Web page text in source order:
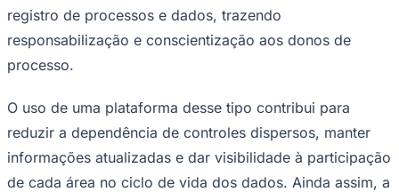
Grêmio
registro de processos e dados, trazendo
responsabilização e conscientização aos donos de
processo.
O uso de uma plataforma desse tipo contribui para
reduzir a dependência de controles dispersos, manter
informações atualizadas e dar visibilidade à participação
de cada área no ciclo de vida dos dados. Ainda assim, a